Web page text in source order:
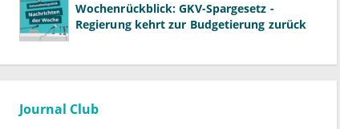
Wochenrückblick: GKV-Spargesetz -
Regierung kehrt zur Budgetierung zurück
Journal Club